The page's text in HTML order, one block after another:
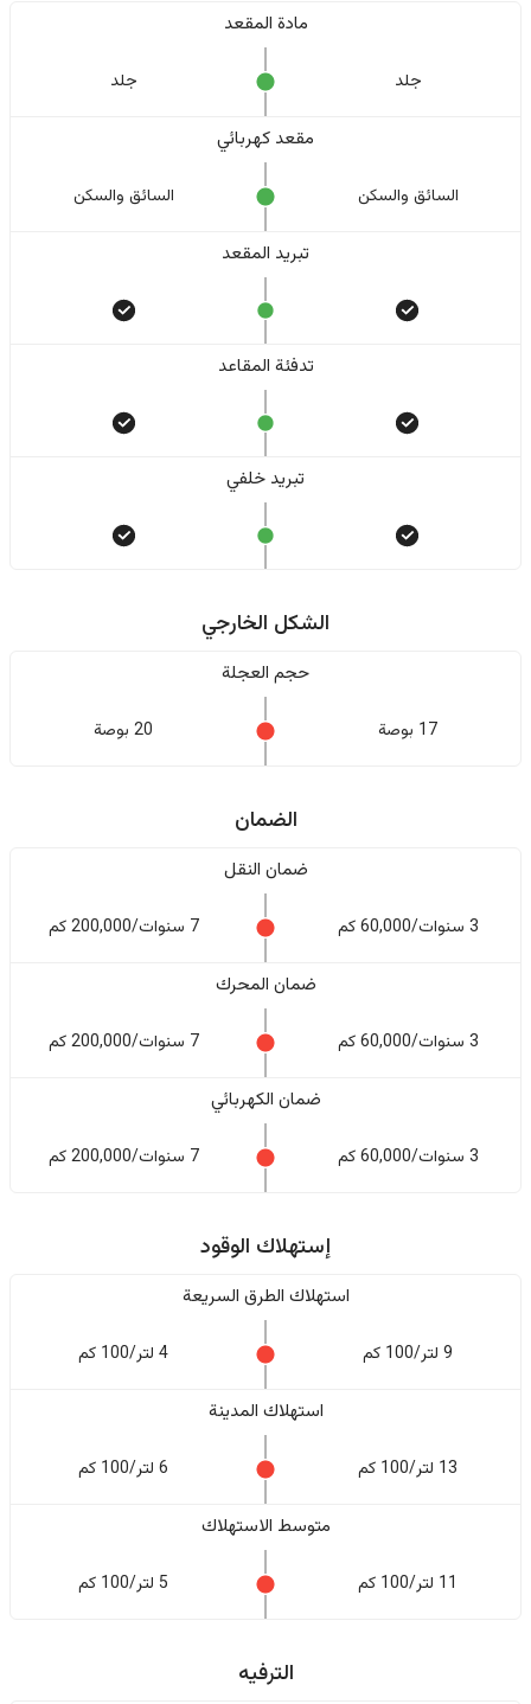
مادة المقعد
جلد جلد
مقعد كهربائي
السائق والسکن السائق والسکن
تبريد المقعد
تدفئة المقاعد
تبريد خلفي
الشكل الخارجي
حجم العجلة
17 بوصة 20 بوصة
الضمان
ضمان النقل
3 سنوات/60,000 كم 7 سنوات/200,000 كم
ضمان المحرك
3 سنوات/60,000 كم 7 سنوات/200,000 كم
ضمان الكهربائي
3 سنوات/60,000 كم 7 سنوات/200,000 كم
إستهلاك الوقود
استهلاك الطرق السريعة
9 لتر/100 كم 4 لتر/100 كم
استهلاك المدينة
13 لتر/100 كم 6 لتر/100 كم
متوسط الاستهلاك
11 لتر/100 كم 5 لتر/100 كم
الترفيه